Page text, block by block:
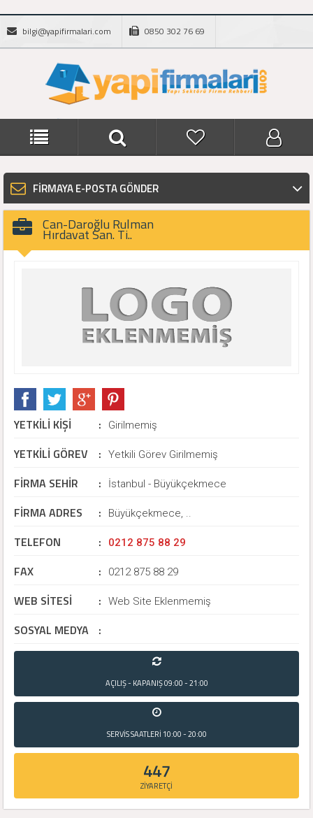
bilgi@yapifirmalari.com 0850 302 76 69
FİRMAYA E-POSTA GÖNDER
Can-Daroğlu Rulman
Hırdavat San. Ti..
YETKİLİ KİŞİ : Girilmemiş
YETKİLİ GÖREV : Yetkili Görev Girilmemiş
FİRMA SEHİR : İstanbul - Büyükçekmece
FİRMA ADRES : Büyükçekmece, ..
TELEFON : 0212 875 88 29
FAX : 0212 875 88 29
WEB SİTESİ : Web Site Eklenmemiş
SOSYAL MEDYA :
AÇILIŞ - KAPANIŞ09:00 - 21:00
SERVİS SAATLERİ 10:00 - 20:00
447
ZİYARETÇİ